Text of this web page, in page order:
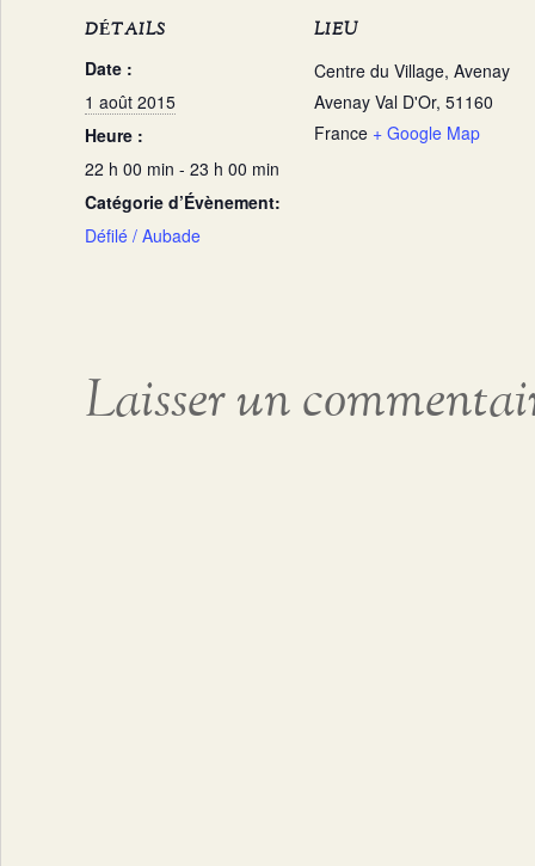
DÉTAILS
Date :
1 août 2015
Heure :
22 h 00 min - 23 h 00 min
Catégorie d’Évènement:
Défilé / Aubade
LIEU
Centre du Village, Avenay
Avenay Val D'Or, 51160
France + Google Map
Laisser un